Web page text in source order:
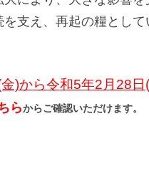
支え、再起の糧とし
)から令和5年2月28日
らからご確認いただけます。